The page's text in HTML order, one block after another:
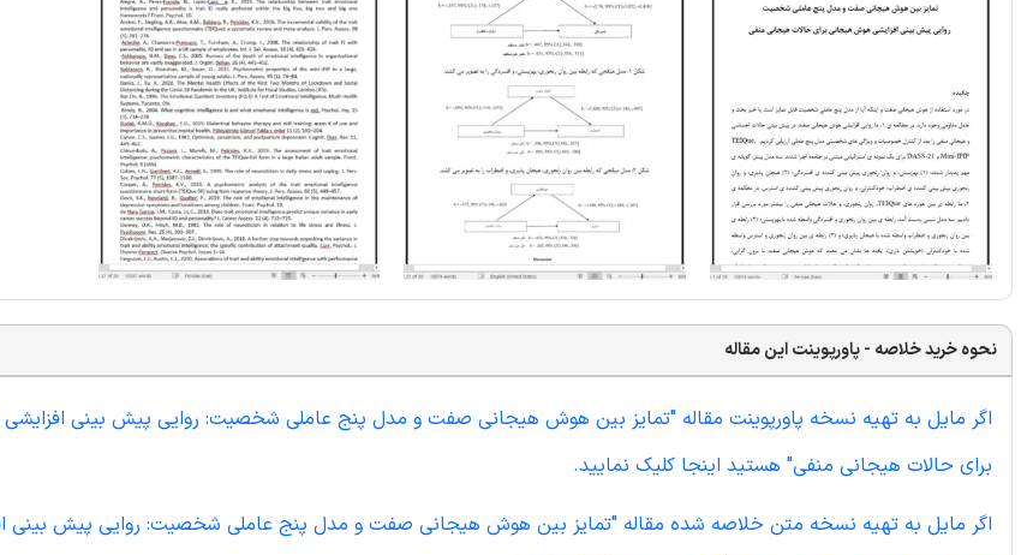
نحوه خرید خلاصه - پاورپوینت این مقاله
اگر مایل به تهیه نسخه پاورپوینت مقاله "تمایز بین هوش هیجانی صفت و مدل پنج عاملی شخصیت: روایی پیش بینی
برای حالات هیجانی منفی" هستید اینجا کلیک نمایید.
اگر مایل به تهیه نسخه متن خلاصه شده مقاله "تمایز بین هوش هیجانی صفت و مدل پنج عاملی شخصیت: روایی پیش بینی